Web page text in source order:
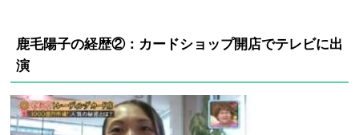
鹿毛陽子の経歴②：カードショップ開店でテレビに出
演